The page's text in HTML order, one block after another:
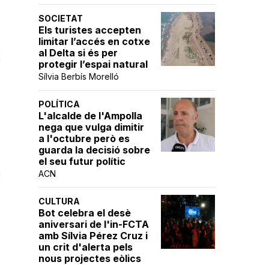
SOCIETAT
Els turistes accepten
limitar l’accés en cotxe
al Delta si és per
protegir l’espai natural
Sílvia Berbís Morelló
POLÍTICA
L'alcalde de l'Ampolla
nega que vulga dimitir
a l'octubre però es
guarda la decisió sobre
el seu futur polític
ACN
CULTURA
Bot celebra el desè
aniversari de l'in-FCTA
amb Sílvia Pérez Cruz i
un crit d'alerta pels
nous projectes eòlics